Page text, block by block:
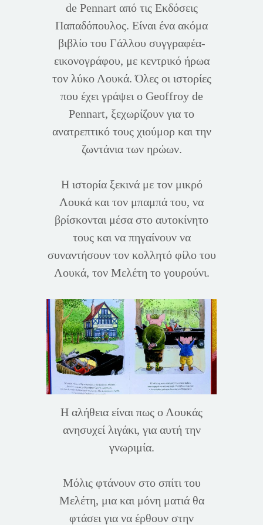
de Pennart από τις Εκδόσεις
Παπαδόπουλος. Είναι ένα ακόμα
βιβλίο του Γάλλου συγγραφέα-
εικονογράφου, με κεντρικό ήρωα
τον λύκο Λουκά. Όλες οι ιστορίες
που έχει γράψει ο Geoffroy de
Pennart, ξεχωρίζουν για το
ανατρεπτικό τους χιούμορ και την
ζωντάνια των ηρώων.
Η ιστορία ξεκινά με τον μικρό
Λουκά και τον μπαμπά του, να
βρίσκονται μέσα στο αυτοκίνητο
τους και να πηγαίνουν να
συναντήσουν τον κολλητό φίλο του
Λουκά, τον Μελέτη το γουρούνι.
Η αλήθεια είναι πως ο Λουκάς
ανησυχεί λιγάκι, για αυτή την
γνωριμία.
Μόλις φτάνουν στο σπίτι του
Μελέτη, μια και μόνη ματιά θα
φτάσει για να έρθουν στην